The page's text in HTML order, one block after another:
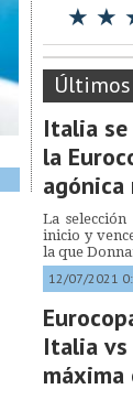
★ ★
Italia se
la
La
inicio y
la que
12/07/2021
Italia